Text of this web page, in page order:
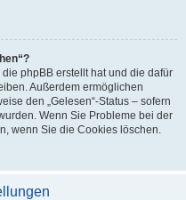
phpBB erstellt hat und die dafür
Außerdem ermöglichen
den „Gelesen“-Status – sofern
Wenn Sie Probleme bei der
wenn Sie die Cookies löschen.